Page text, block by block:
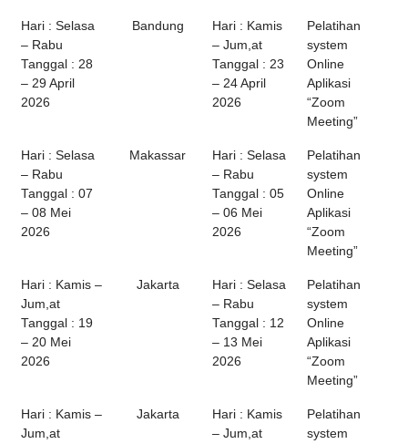
Hari : Selasa
– Rabu
Tanggal : 28
– 29 April
2026
Bandung
Hari : Kamis
– Jum,at
Tanggal : 23
– 24 April
2026
Pelatihan
system
Online
Aplikasi
“Zoom
Meeting”
Hari : Selasa
– Rabu
Tanggal : 07
– 08 Mei
2026
Makassar
Hari : Selasa
– Rabu
Tanggal : 05
– 06 Mei
2026
Pelatihan
system
Online
Aplikasi
“Zoom
Meeting”
Hari : Kamis –
Jum,at
Tanggal : 19
– 20 Mei
2026
Jakarta
Hari : Selasa
– Rabu
Tanggal : 12
– 13 Mei
2026
Pelatihan
system
Online
Aplikasi
“Zoom
Meeting”
Hari : Kamis –
Jum,at
Jakarta
Hari : Kamis
– Jum,at
Pelatihan
system